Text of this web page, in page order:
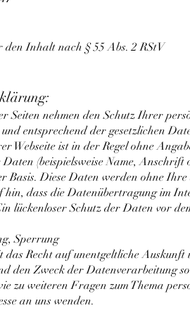
Inhalt nach § 55 Abs. 2 RStV
Seiten nehmen den Schutz Ihrer
entsprechend der gesetzlichen
Webseite ist in der Regel ohne
Daten (beispielsweise Name,
Basis. Diese Daten werden ohne
hin, dass die Datenübertragung im
lückenloser Schutz der Daten vor
Sperrung
das Recht auf unentgeltliche
den Zweck der Datenverarbeitung
zu weiteren Fragen zum Thema
an uns wenden.